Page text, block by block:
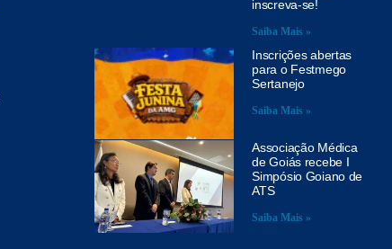
inscreva-se!
Saiba Mais »
Inscrições abertas
para o Festmego
Sertanejo
Saiba Mais »
Associação Médica
de Goiás recebe I
Simpósio Goiano de
ATS
Saiba Mais »